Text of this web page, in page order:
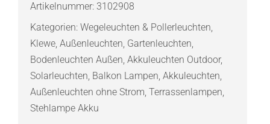
Menge
Artikelnummer: 3102908
Kategorien: Wegeleuchten & Pollerleuchten,
Klewe, Außenleuchten, Gartenleuchten,
Bodenleuchten Außen, Akkuleuchten Outdoor,
Solarleuchten, Balkon Lampen, Akkuleuchten,
Außenleuchten ohne Strom, Terrassenlampen,
Stehlampe Akku